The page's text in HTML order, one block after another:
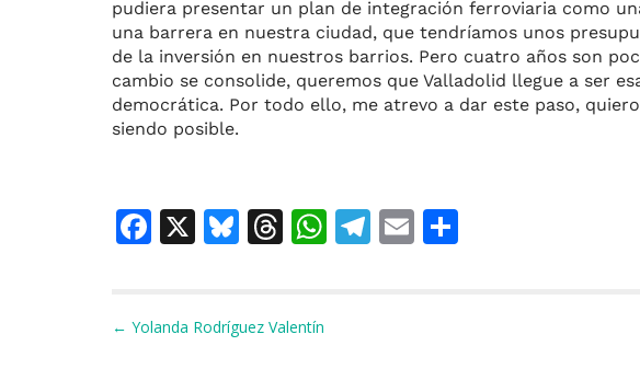
pudiera presentar un plan de integración ferroviaria como
una barrera en nuestra ciudad, que tendríamos unos
de la inversión en nuestros barrios. Pero cuatro años son
cambio se consolide, queremos que Valladolid llegue a ser
democrática. Por todo ello, me atrevo a dar este paso,
siendo posible.
F
e
X
Bl
s
T
a
W T
E
Navegación de entradas
← Yolanda Rodríguez Valentín